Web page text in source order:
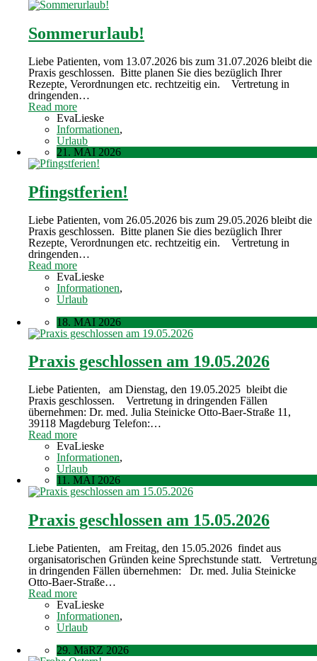
Sommerurlaub!
Liebe Patienten, vom 13.07.2026 bis zum 31.07.2026 bleibt die
Praxis geschlossen. Bitte planen Sie dies bezüglich Ihrer
Rezepte, Verordnungen etc. rechtzeitig ein. Vertretung in
dringenden…
Read more
EvaLieske
Informationen,
Urlaub
21. MAI 2026
Pfingstferien!
Liebe Patienten, vom 26.05.2026 bis zum 29.05.2026 bleibt die
Praxis geschlossen. Bitte planen Sie dies bezüglich Ihrer
Rezepte, Verordnungen etc. rechtzeitig ein. Vertretung in
dringenden…
Read more
EvaLieske
Informationen,
Urlaub
18. MAI 2026
Praxis geschlossen am 19.05.2026
Liebe Patienten, am Dienstag, den 19.05.2025 bleibt die
Praxis geschlossen. Vertretung in dringenden Fällen
übernehmen: Dr. med. Julia Steinicke Otto-Baer-Straße 11,
39118 Magdeburg Telefon:…
Read more
EvaLieske
Informationen,
Urlaub
11. MAI 2026
Praxis geschlossen am 15.05.2026
Liebe Patienten, am Freitag, den 15.05.2026 findet aus
organisatorischen Gründen keine Sprechstunde statt. Vertretung
in dringenden Fällen übernehmen: Dr. med. Julia Steinicke
Otto-Baer-Straße…
Read more
EvaLieske
Informationen,
Urlaub
29. MäRZ 2026